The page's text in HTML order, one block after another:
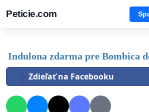
Peticie.com
Indulona zdarma pre Bombica
Zdieľať na Facebooku